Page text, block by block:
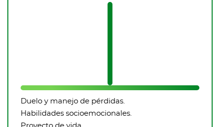
Duelo y manejo de pérdidas.
Habilidades socioemocionales.
Proyecto de vida.